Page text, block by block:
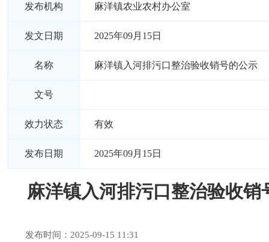
发布机构 麻洋镇农业农村办公室
发文日期 2025年09月15日
名称 麻洋镇入河排污口整治验收销号的公示
文号
效力状态 有效
发布日期 2025年09月15日
麻洋镇入河排污口整治验收销
发布时间：2025-09-15 11:31